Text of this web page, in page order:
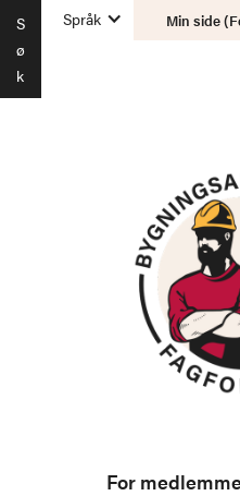
S
ø
k
Språk Min side
For